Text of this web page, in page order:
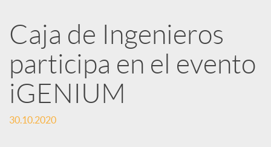
e
d
e
Caja de Ingenieros
participa en el evento
iGENIUM
30.10.2020